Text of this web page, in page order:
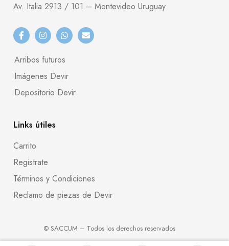
Av. Italia 2913 / 101 – Montevideo Uruguay
Arribos futuros
Imágenes Devir
Depositorio Devir
Links útiles
Carrito
Registrate
Términos y Condiciones
Reclamo de piezas de Devir
© SACCUM – Todos los derechos reservados